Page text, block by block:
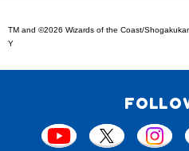
TM and ©2026 Wizards of the Coast/
Y